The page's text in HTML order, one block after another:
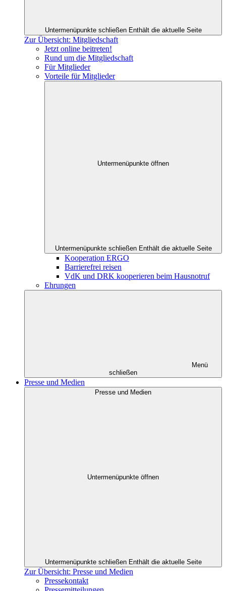
Untermenüpunkte schließen Enthält die aktuelle Seite
Zur Übersicht: Mitgliedschaft
Jetzt online beitreten!
Rund um die Mitgliedschaft
Für Mitglieder
Vorteile für Mitglieder
Untermenüpunkte öffnen
Untermenüpunkte schließen Enthält die aktuelle Seite
Kooperation ERGO
Barrierefrei reisen
VdK und DRK kooperieren beim Hausnotruf
Ehrungen
Menü
schließen
Presse und Medien
Presse und Medien
Untermenüpunkte öffnen
Untermenüpunkte schließen Enthält die aktuelle Seite
Zur Übersicht: Presse und Medien
Pressekontakt